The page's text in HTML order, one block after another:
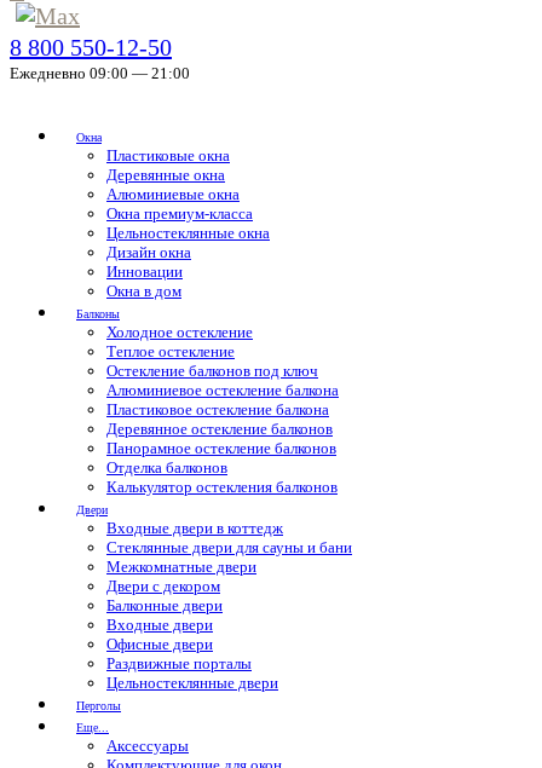
8 800 550-12-50
Ежедневно 09:00 — 21:00
Окна
Пластиковые окна
Деревянные окна
Алюминиевые окна
Окна премиум-класса
Цельностеклянные окна
Дизайн окна
Инновации
Окна в дом
Балконы
Холодное остекление
Теплое остекление
Остекление балконов под ключ
Алюминиевое остекление балкона
Пластиковое остекление балкона
Деревянное остекление балконов
Панорамное остекление балконов
Отделка балконов
Калькулятор остекления балконов
Двери
Входные двери в коттедж
Стеклянные двери для сауны и бани
Межкомнатные двери
Двери с декором
Балконные двери
Входные двери
Офисные двери
Раздвижные порталы
Цельностеклянные двери
Перголы
Еще...
Аксессуары